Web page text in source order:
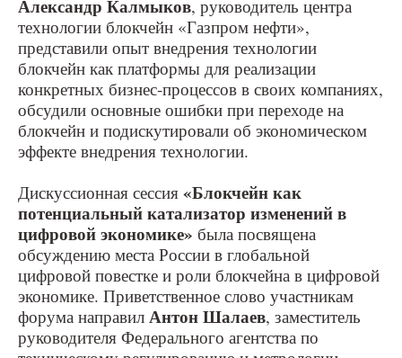
Александр Калмыков, руководитель центра
технологии блокчейн «Газпром нефти»,
представили опыт внедрения технологии
блокчейн как платформы для реализации
конкретных бизнес-процессов в своих компаниях,
обсудили основные ошибки при переходе на
блокчейн и подискутировали об экономическом
эффекте внедрения технологии.
Дискуссионная сессия «Блокчейн как
потенциальный катализатор изменений в
цифровой экономике» была посвящена
обсуждению места России в глобальной
цифровой повестке и роли блокчейна в цифровой
экономике. Приветственное слово участникам
форума направил Антон Шалаев, заместитель
руководителя Федерального агентства по